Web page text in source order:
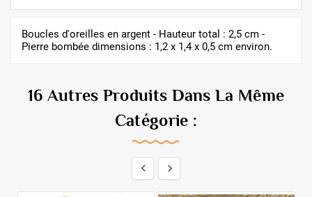
Boucles d'oreilles en argent - Hauteur total : 2,5 cm -
Pierre bombée dimensions : 1,2 x 1,4 x 0,5 cm environ.
16 Autres Produits Dans La Même
Catégorie :
 